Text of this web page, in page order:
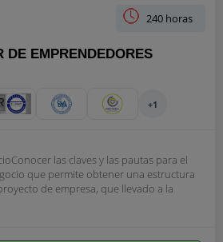
240 horas
DE EMPRENDEDORES
+1
las claves y las pautas para el
que permite obtener una estructura
de empresa, que llevado a la